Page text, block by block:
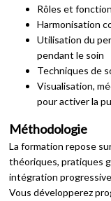
Rôles et
Harmonisation
Utilisation du
pendant le soin
Techniques de
Visualisation,
pour activer la
Méthodologie
La formation repose
théoriques, pratiques
intégration
Vous développerez